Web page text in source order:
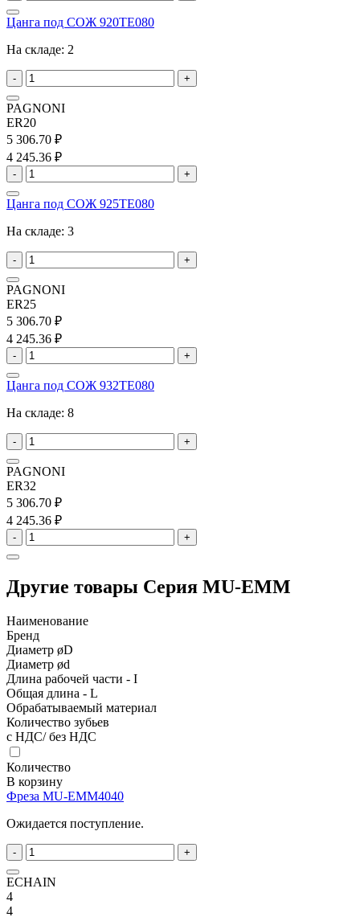
Цанга под СОЖ 920TE080
На складе: 2
- +
PAGNONI
ER20
5 306.70 ₽
4 245.36 ₽
- +
Цанга под СОЖ 925TE080
На складе: 3
- +
PAGNONI
ER25
5 306.70 ₽
4 245.36 ₽
- +
Цанга под СОЖ 932TE080
На складе: 8
- +
PAGNONI
ER32
5 306.70 ₽
4 245.36 ₽
- +
Другие товары Серия MU-EMM
Наименование
Бренд
Диаметр øD
Диаметр ød
Длина рабочей части - I
Общая длина - L
Обрабатываемый материал
Количество зубьев
с НДС/ без НДС
Количество
В корзину
Фреза MU-EMM4040
Ожидается поступление.
- +
ECHAIN
4
4